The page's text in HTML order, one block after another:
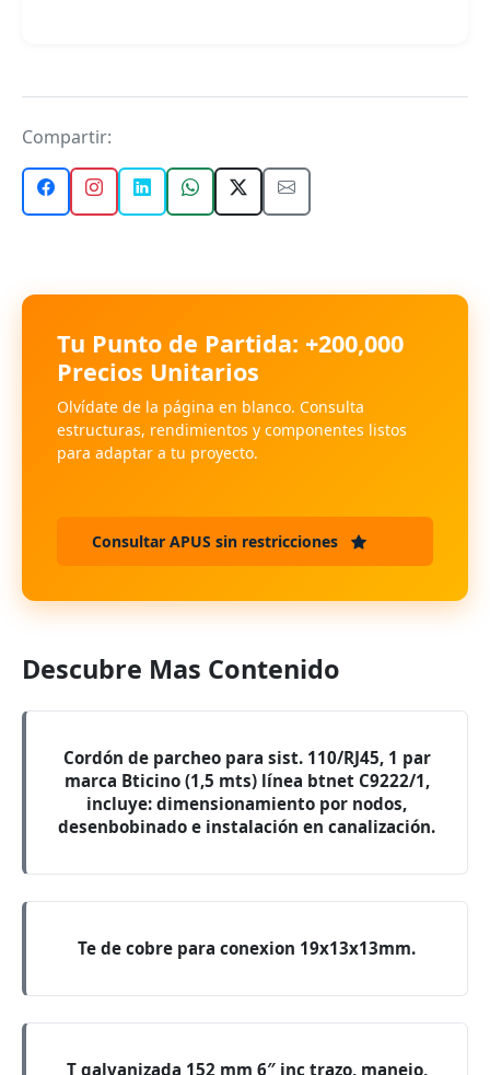
Compartir:
Tu Punto de Partida: +200,000
Precios Unitarios
Olvídate de la página en blanco. Consulta
estructuras, rendimientos y componentes listos
para adaptar a tu proyecto.
Consultar APUS sin restricciones
Descubre Mas Contenido
Cordón de parcheo para sist. 110/RJ45, 1 par
marca Bticino (1,5 mts) línea btnet C9222/1,
incluye: dimensionamiento por nodos,
desenbobinado e instalación en canalización.
Te de cobre para conexion 19x13x13mm.
T galvanizada 152 mm 6″ inc trazo, manejo,